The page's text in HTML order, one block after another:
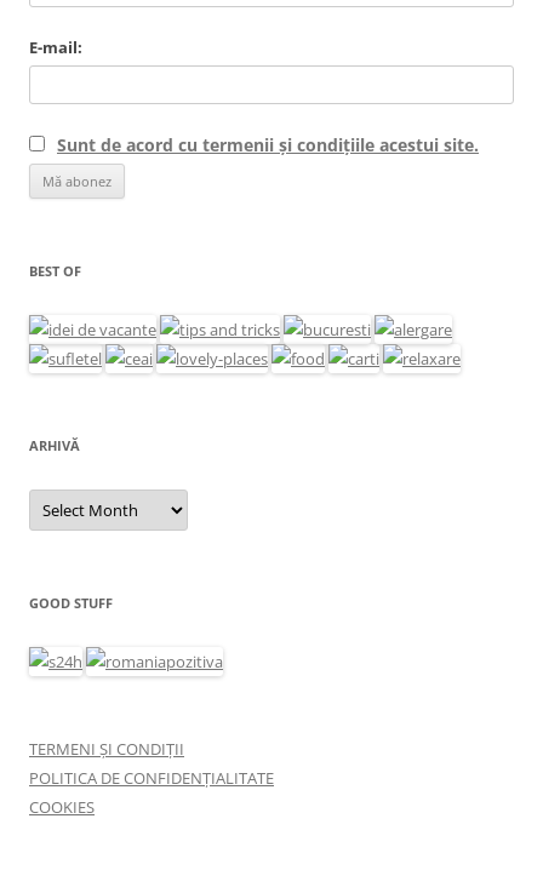
E-mail:
Sunt de acord cu termenii și condițiile acestui site.
BEST OF
ARHIVĂ
Arhivă
GOOD STUFF
TERMENI ȘI CONDIȚII
POLITICA DE CONFIDENȚIALITATE
COOKIES